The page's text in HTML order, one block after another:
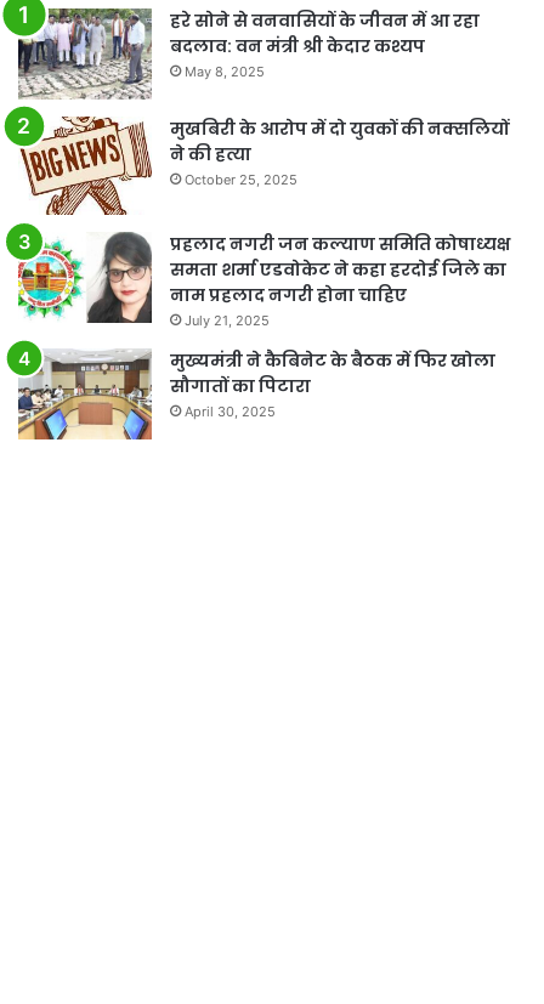
हरे सोने से वनवासियों के जीवन में आ रहा
बदलाव: वन मंत्री श्री केदार कश्यप
May 8, 2025
मुखबिरी के आरोप में दो युवकों की नक्सलियों
ने की हत्या
October 25, 2025
प्रहलाद नगरी जन कल्याण समिति कोषाध्यक्ष
समता शर्मा एडवोकेट ने कहा हरदोई जिले का
नाम प्रहलाद नगरी होना चाहिए
July 21, 2025
मुख्यमंत्री ने कैबिनेट के बैठक में फिर खोला
सौगातों का पिटारा
April 30, 2025